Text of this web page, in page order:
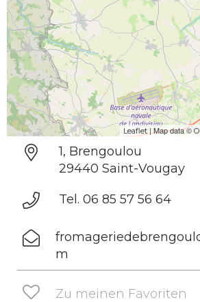
Leaflet | Map data ©
1, Brengoulou
29440 Saint-Vougay
Tel. 06 85 57 56 64
m
Zu meinen Favoriten